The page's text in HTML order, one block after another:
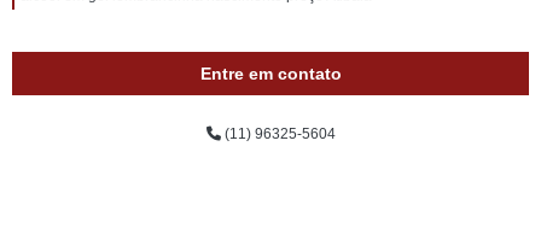
Entre em contato
(11) 96325-5604